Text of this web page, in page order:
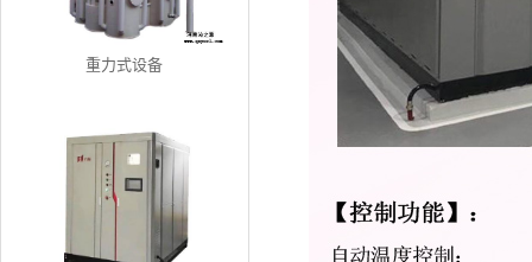
重力式设备